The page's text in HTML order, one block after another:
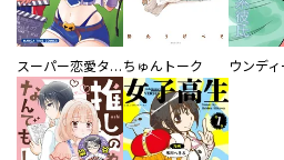
スーパー恋愛タイム！～現場でドＳな彼女は自宅でデレる～ ちゅんトーク